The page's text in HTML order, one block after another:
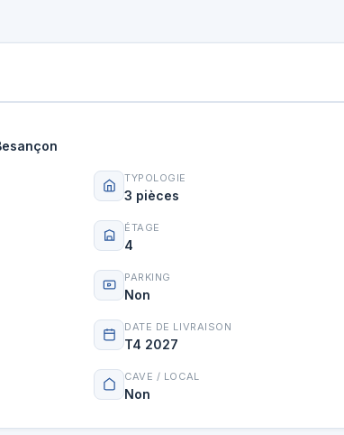
TYPOLOGIE
3 pièces
ÉTAGE
4
PARKING
Non
DATE DE LIVRAISON
T4 2027
CAVE / LOCAL
Non